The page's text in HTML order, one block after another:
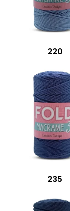
220
235